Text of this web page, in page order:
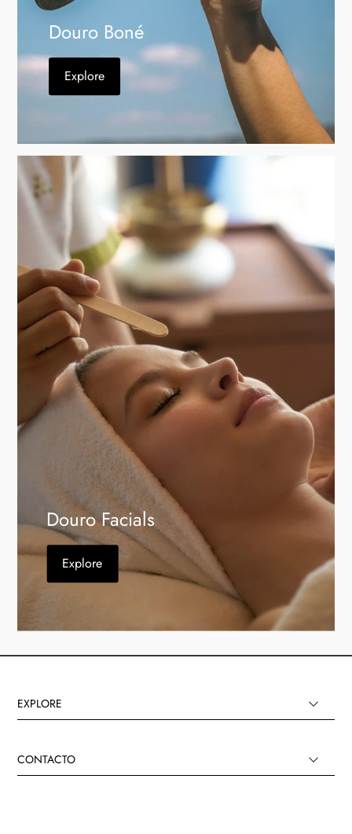
Douro Boné
Explore
Douro Facials
Explore
EXPLORE
CONTACTO